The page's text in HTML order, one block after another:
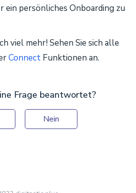
persönliches Onboarding zu
viel mehr! Sehen Sie sich alle
Connect Funktionen an.
Frage beantwortet?
Nein